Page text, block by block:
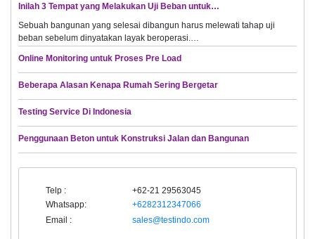
Inilah 3 Tempat yang Melakukan Uji Beban untuk…
Sebuah bangunan yang selesai dibangun harus melewati tahap uji
beban sebelum dinyatakan layak beroperasi.…
Online Monitoring untuk Proses Pre Load
Beberapa Alasan Kenapa Rumah Sering Bergetar
Testing Service Di Indonesia
Penggunaan Beton untuk Konstruksi Jalan dan Bangunan
Telp :
+62-21 29563045
Whatsapp:
+6282312347066
Email :
sales@testindo.com